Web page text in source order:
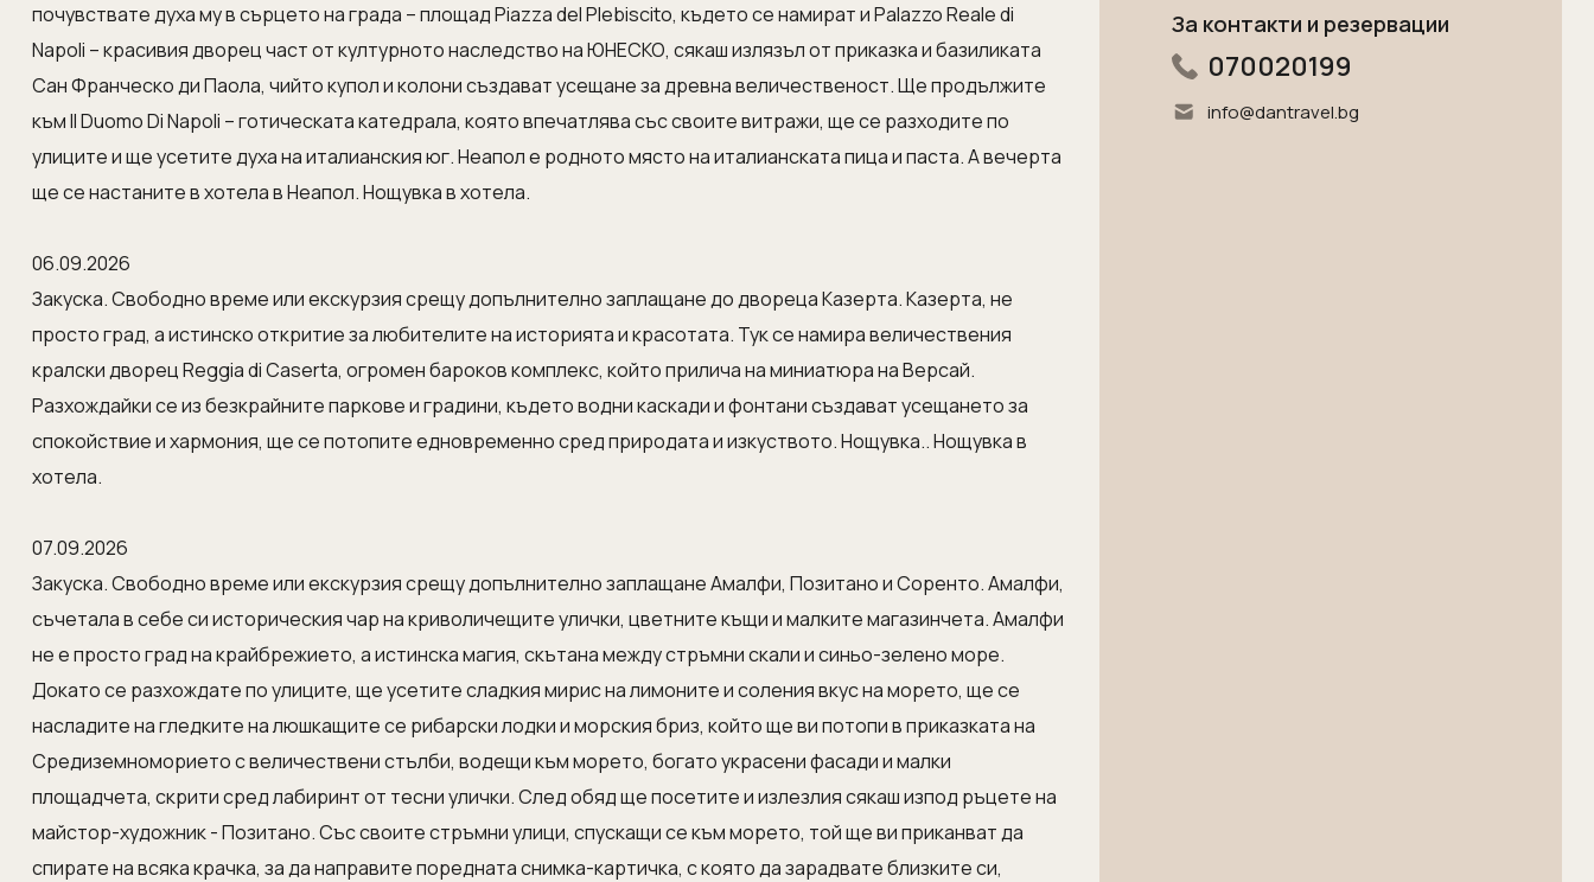
почувствате духа му в сърцето на града – площад Piazza del Plebiscito, където се намират и Palazzo Reale di
Napoli – красивия дворец част от културното наследство на ЮНЕСКО, сякаш излязъл от приказка и базиликата
Сан Франческо ди Паола, чийто купол и колони създават усещане за древна величественост. Ще продължите
към Il Duomo Di Napoli – готическата катедрала, която впечатлява със своите витражи, ще се разходите по
улиците и ще усетите духа на италианския юг. Неапол е родното място на италианската пица и паста. А вечерта
ще се настаните в хотела в Неапол. Нощувка в хотела.
06.09.2026
Закуска. Свободно време или екскурзия срещу допълнително заплащане до двореца Казерта. Казерта, не
просто град, а истинско откритие за любителите на историята и красотата. Тук се намира величествения
кралски дворец Reggia di Caserta, огромен бароков комплекс, който прилича на миниатюра на Версай.
Разхождайки се из безкрайните паркове и градини, където водни каскади и фонтани създават усещането за
спокойствие и хармония, ще се потопите едновременно сред природата и изкуството. Нощувка.. Нощувка в
хотела.
07.09.2026
Закуска. Свободно време или екскурзия срещу допълнително заплащане Амалфи, Позитано и Соренто. Амалфи,
съчетала в себе си историческия чар на криволичещите улички, цветните къщи и малките магазинчета. Амалфи
не е просто град на крайбрежието, а истинска магия, скътана между стръмни скали и синьо-зелено море.
Докато се разхождате по улиците, ще усетите сладкия мирис на лимоните и соления вкус на морето, ще се
насладите на гледките на люшкащите се рибарски лодки и морския бриз, който ще ви потопи в приказката на
Средиземноморието с величествени стълби, водещи към морето, богато украсени фасади и малки
площадчета, скрити сред лабиринт от тесни улички. След обяд ще посетите и излезлия сякаш изпод ръцете на
майстор-художник - Позитано. Със своите стръмни улици, спускащи се към морето, той ще ви приканват да
спирате на всяка крачка, за да направите поредната снимка-картичка, с която да зарадвате близките си,
За контакти и резервации
070020199
info@dantravel.bg